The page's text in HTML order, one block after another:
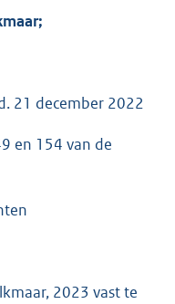
21 december 2022
en 154 van de
2023 vast te